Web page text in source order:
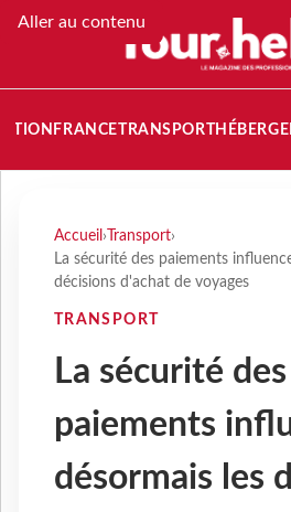
Aller au contenu
FRANCETRANSPORT
Accueil › Transport›
La sécurité des paiements
décisions d'achat de voyages
TRANSPORT
La sécurité des
paiements
désormais les